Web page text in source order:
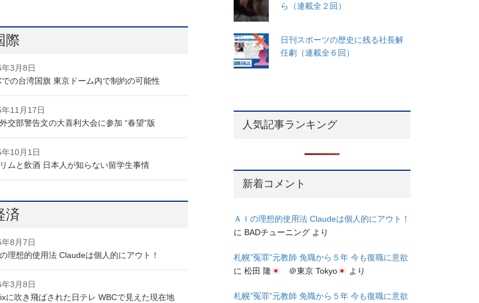
際
3月8日
での台湾国旗 東京ドーム内で制約の可能性
11月17日
交部警告文の大喜利大会に参加 “春望”版
10月1日
ムと飲酒 日本人が知らない留学生事情
済
8月7日
理想的使用法 Claudeは個人的にアウト！
3月8日
に吹き飛ばされた日テレ WBCで見えた現在地
ら（連載全２回）
日刊スポーツの歴史に残る社長解
任劇（連載全６回）
人気記事ランキング
新着コメント
ＡＩの理想的使用法 Claudeは個人的にアウト！
に BADチューニング より
札幌”冤罪”元教師 免職から５年 今も復職に意欲
に松田 隆 ＠東京 Tokyo より
札幌”冤罪”元教師 免職から５年 今も復職に意欲